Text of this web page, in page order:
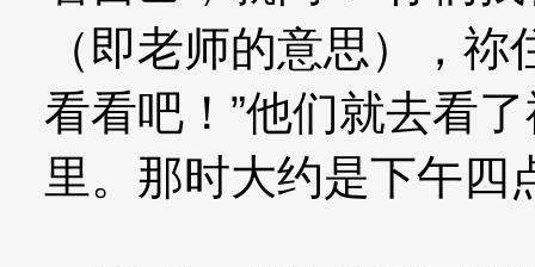
（即老师的意思），
看看吧！”他们就去看
里。那时大约是下午四